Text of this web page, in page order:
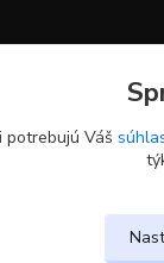
Váš